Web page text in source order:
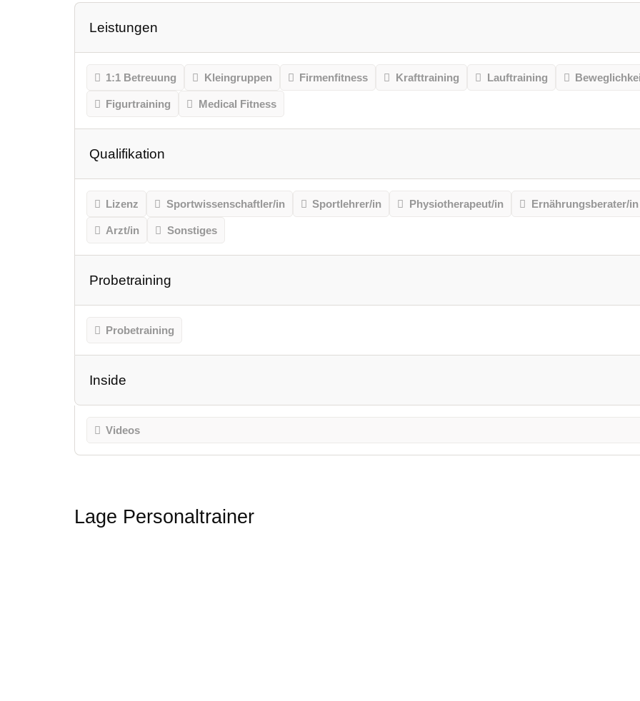
Leistungen
1:1 Betreuung Kleingruppen Firmenfitness Krafttraining Lauftraining
Figurtraining Medical Fitness
Qualifikation
Lizenz Sportwissenschaftler/in Sportlehrer/in Physiotherapeut/in Ernährungsberater/in
Arzt/in Sonstiges
Probetraining
Probetraining
Inside
Videos
Lage Personaltrainer